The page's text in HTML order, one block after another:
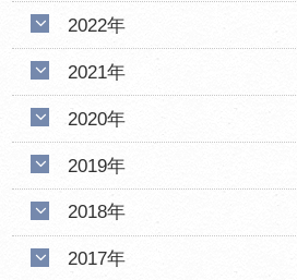
2022年
2021年
2020年
2019年
2018年
2017年